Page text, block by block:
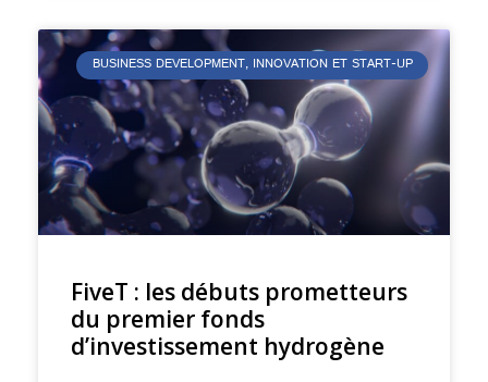
BUSINESS DEVELOPMENT, INNOVATION ET START-UP
FiveT : les débuts prometteurs
du premier fonds
d’investissement hydrogène